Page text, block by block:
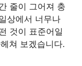
줄이 그어져 충
상에서 너무나
것이 표준어일
쳐 보겠습니다.